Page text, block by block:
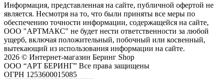
Информация, представленная на сайте, публичной офертой не
является. Несмотря на то, что были приняты все меры по
обеспечению точности информации, содержащейся на сайте,
ООО "АРТМАКС" не будет нести ответственности за любой
ущерб, включая положительный, побочный или косвенный,
вытекающий из использования информации на сайте.
2026 © Интернет-магазин Беринг Shop
ООО “АРТ БЕРИНГ” Все права защищены
ОГРН 1253600015085